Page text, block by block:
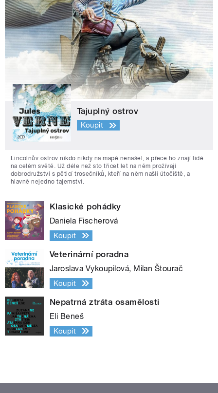
Tajuplný ostrov
Koupit
Lincolnův ostrov nikdo nikdy na mapě nenašel, a přece ho znají lidé
na celém světě. Už déle než sto třicet let na něm prožívají
dobrodružství s pěticí trosečníků, kteří na něm našli útočiště, a
hlavně nejedno tajemství.
Klasické pohádky
Daniela Fischerová
Koupit
Veterinární poradna
Jaroslava Vykoupilová, Milan Štourač
Koupit
Nepatrná ztráta osamělosti
Eli Beneš
Koupit